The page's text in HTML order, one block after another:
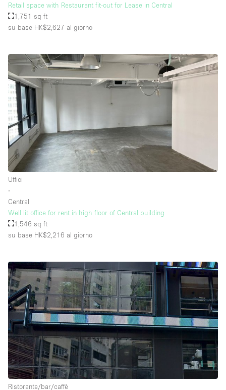
Retail space with Restaurant fit-out for Lease in Central
1,751 sq ft
su base HK$2,627 al giorno
Uffici
∙
Central
Well lit office for rent in high floor of Central building
1,546 sq ft
su base HK$2,216 al giorno
Ristorante/bar/caffè